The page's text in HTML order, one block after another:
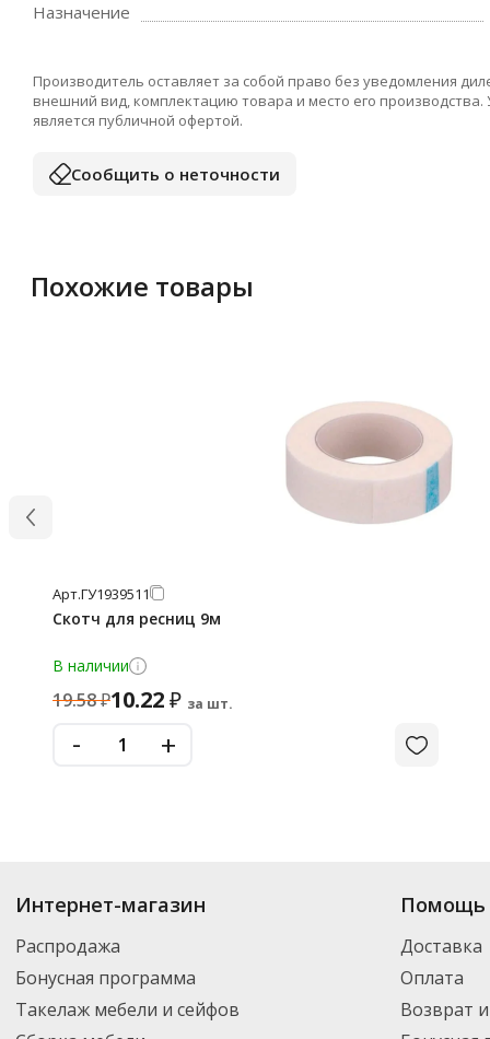
Назначение
Производитель оставляет за собой право без уведомления
внешний вид, комплектацию товара и место его
является публичной офертой.
Сообщить о неточности
Похожие товары
Арт.ГУ1939511
Скотч для ресниц 9м
В наличии
19.58₽10.22₽ за шт.
- +
Интернет-магазин
Распродажа
Бонусная программа
Такелаж мебели и сейфов
Помощь
Доставка
Оплата
Возврат